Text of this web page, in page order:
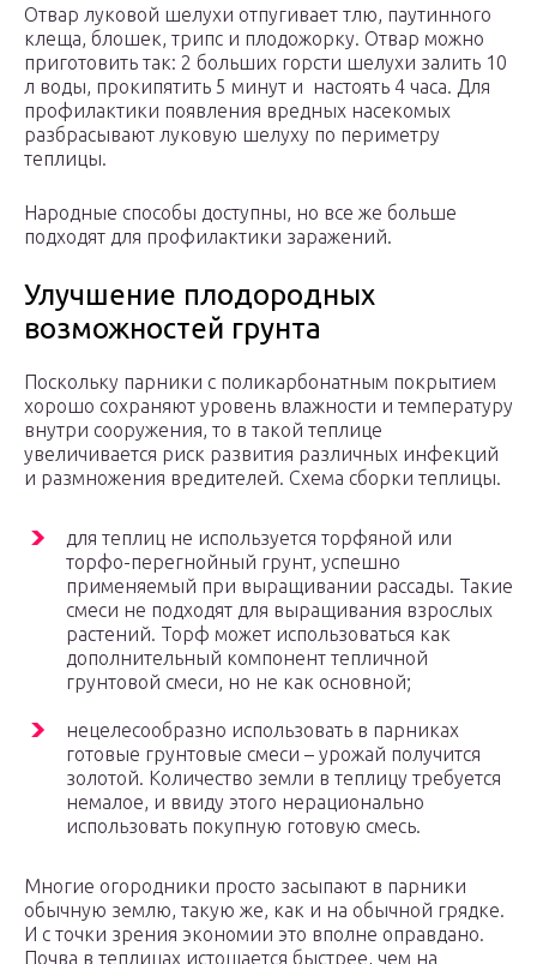
Отвар луковой шелухи отпугивает тлю, паутинного
клеща, блошек, трипс и плодожорку. Отвар можно
приготовить так: 2 больших горсти шелухи залить 10
л воды, прокипятить 5 минут и настоять 4 часа. Для
профилактики появления вредных насекомых
разбрасывают луковую шелуху по периметру
теплицы.
Народные способы доступны, но все же больше
подходят для профилактики заражений.
Улучшение плодородных
возможностей грунта
Поскольку парники с поликарбонатным покрытием
хорошо сохраняют уровень влажности и температуру
внутри сооружения, то в такой теплице
увеличивается риск развития различных инфекций
и размножения вредителей. Схема сборки теплицы.
для теплиц не используется торфяной или
торфо-перегнойный грунт, успешно
применяемый при выращивании рассады. Такие
смеси не подходят для выращивания взрослых
растений. Торф может использоваться как
дополнительный компонент тепличной
грунтовой смеси, но не как основной;
нецелесообразно использовать в парниках
готовые грунтовые смеси – урожай получится
золотой. Количество земли в теплицу требуется
немалое, и ввиду этого нерационально
использовать покупную готовую смесь.
Многие огородники просто засыпают в парники
обычную землю, такую же, как и на обычной грядке.
И с точки зрения экономии это вполне оправдано.
Почва в теплицах истощается быстрее, чем на